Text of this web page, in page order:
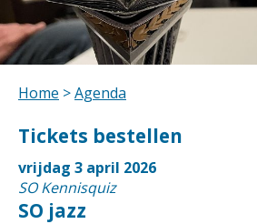
Home >Agenda
Tickets bestellen
vrijdag 3 april 2026
SO Kennisquiz
SO jazz